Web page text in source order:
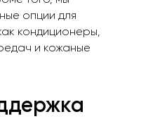
опции для
кондиционеры,
и кожаные